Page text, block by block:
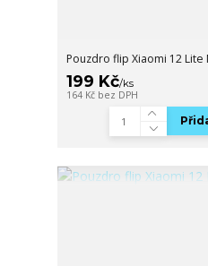
Pouzdro flip Xiaomi 12
199 Kč/ks
164 Kč bez DPH